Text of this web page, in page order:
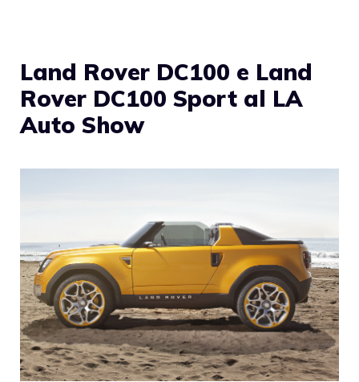
Land Rover DC100 e Land
Rover DC100 Sport al LA
Auto Show